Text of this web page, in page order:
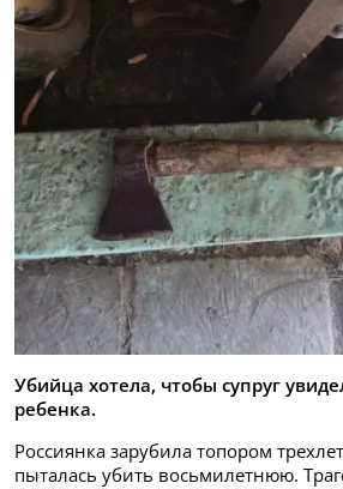
Убийца хотела, чтобы супруг
ребенка.
Россиянка зарубила топором
пыталась убить восьмилетнюю.